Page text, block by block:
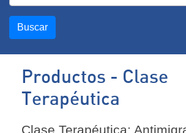
Buscar
Productos - Clase
Terapéutica
Clase Terapéutica: